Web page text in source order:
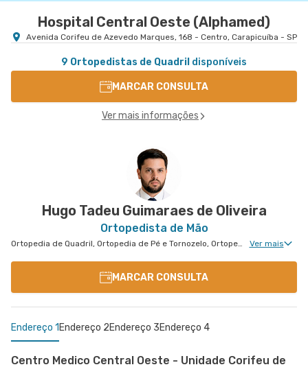
Hospital Central Oeste (Alphamed)
Avenida Corifeu de Azevedo Marques, 168 - Centro, Carapicuíba - SP
9 Ortopedistas de Quadril disponíveis
MARCAR CONSULTA
Ver mais informações
Hugo Tadeu Guimaraes de Oliveira
Ortopedista de Mão
Ortopedia de Quadril, Ortopedia de Pé e Tornozelo, Ortopedia de Ombro, Ortopedia de Joelho, Ortopedia de Coluna, Ortopedia Geral, Cirurgia de Joelho, Cirurgia de Coluna, Cirurgia de Punho, Ortopedia de Punho, Clínica da Dor Geral, Ortopedia de Cotovelo, Cirurgia de Cotovelo, Cirurgia de Quadril, Cirurgia de Ombro, Cirurgia de Pé e Tornozelo, Cirurgia de Mão Ver mais
MARCAR CONSULTA
Endereço 1 Endereço 2Endereço 3Endereço 4
Centro Medico Central Oeste - Unidade Corifeu de